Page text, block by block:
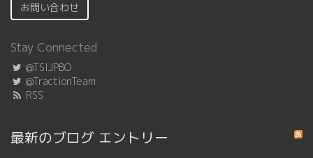
お問い合わせ
Stay Connected
@TSIJPBO
@TractionTeam
RSS
最新のブログ エントリー